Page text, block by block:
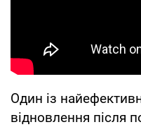
Один із
відновлення після